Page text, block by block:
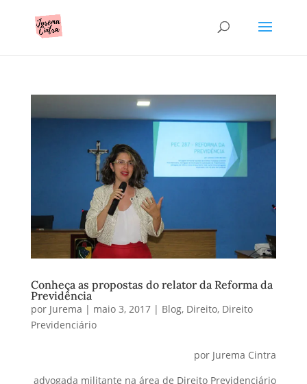
Conheça as propostas do relator da Reforma da
Previdência
por Jurema | maio 3, 2017| Blog, Direito, Direito
Previdenciário
por Jurema Cintra
advogada militante na área de Direito Previdenciário